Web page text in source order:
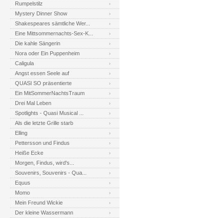
Rumpelstilz
Mystery Dinner Show
Shakespeares sämtliche Wer...
Eine Mittsommernachts-Sex-K...
Die kahle Sängerin
Nora oder Ein Puppenheim
Caligula
Angst essen Seele auf
QUASI SO präsentierte
Ein MitSommerNachtsTraum
Drei Mal Leben
Spotlights - Quasi Musical ...
Als die letzte Grille starb
Elling
Pettersson und Findus
Heiße Ecke
Morgen, Findus, wird's...
Souvenirs, Souvenirs - Qua...
Equus
Momo
Mein Freund Wickie
Der kleine Wassermann